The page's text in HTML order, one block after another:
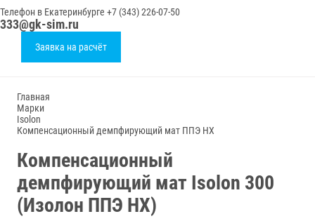
Телефон в Екатеринбурге +7 (343) 226-07-50
333@gk-sim.ru
Заявка на расчёт
Главная
Марки
Isolon
Компенсационный демпфирующий мат ППЭ НХ
Компенсационный
демпфирующий мат Isolon 300
(Изолон ППЭ НХ)